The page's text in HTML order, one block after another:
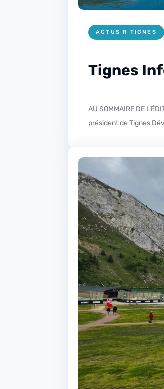
ACTUS R TIGNES
Tignes
AU SOMMAIRE DE L’ÉDITION LOCALE – Ce jeudi dans votre édition locale troisième partie de notre entretien avec Olivier Duch, premier adjoint au maire et
président de Tignes